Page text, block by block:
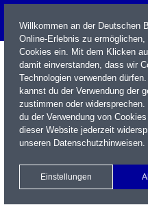
Name / WKN / ISIN / Kürzel
Newsletter Kontakt
Xetra Realtime
Watchlist
Willkommen an der Deutschen
Online-Erlebnis zu
Cookies ein. Mit dem Klicken
damit einverstanden, dass wir
Technologien verwenden
kannst du der Verwendung der
zustimmen oder
du der Verwendung von
dieser Website jederzeit
unseren Datenschutzhinweisen.
Einstellungen